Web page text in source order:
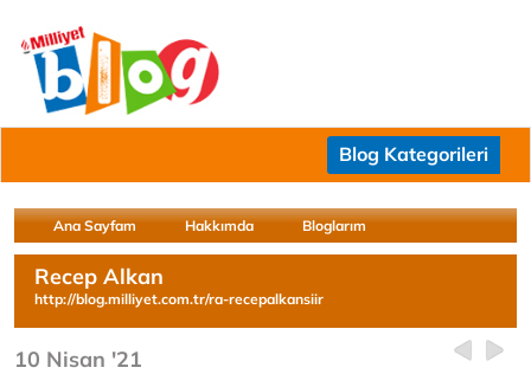
Blog Kategorileri
Ana Sayfam Hakkımda Bloglarım
Recep Alkan
http://blog.milliyet.com.tr/ra-recepalkansiir
10 Nisan '21